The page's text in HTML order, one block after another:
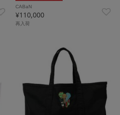
CABaN
¥110,000
再入荷